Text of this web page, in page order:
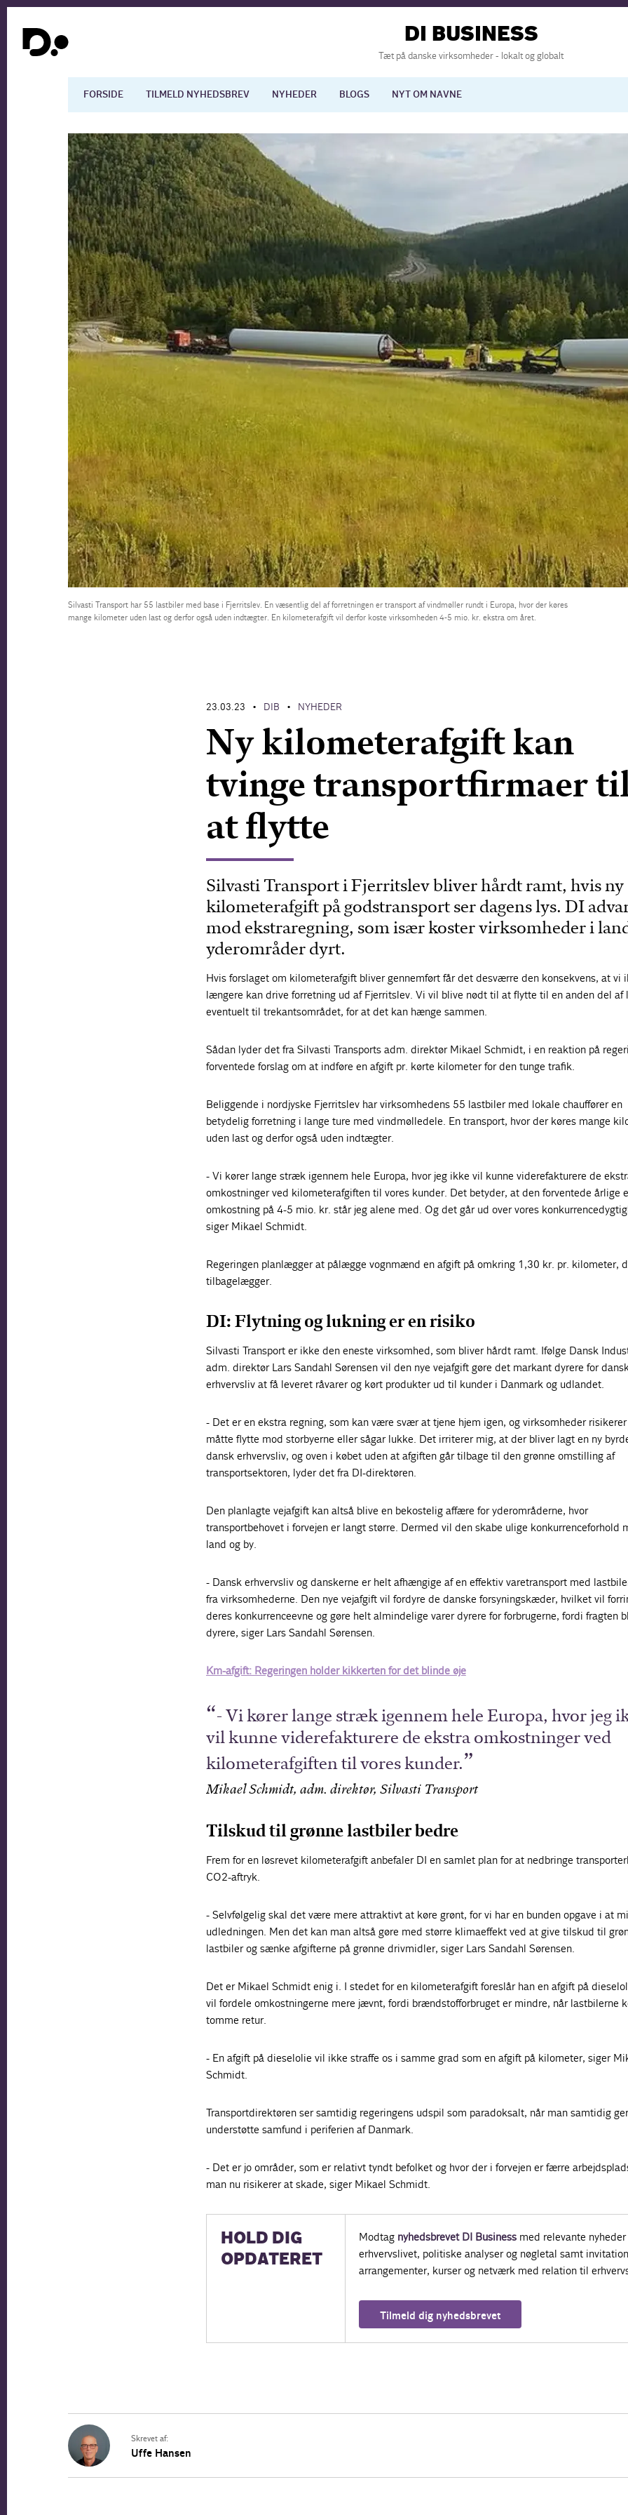
DI BUSINESS
Tæt på danske virksomheder - lokalt og globalt
FORSIDE TILMELD NYHEDSBREV NYHEDER BLOGS NYT OM NAVNE
Dansk økonomi Digitalisering
Arbejdsmarkedet Uddannelse
Silvasti Transport har 55 lastbiler med base i Fjerritslev. En væsentlig del af forretningen er transport af vindmøller rundt i Europa, hvor der køres
mange kilometer uden last og derfor også uden indtægter. En kilometerafgift vil derfor koste virksomheden 4-5 mio. kr. ekstra om året.
23.03.23 • DIB • NYHEDER
Ny kilometerafgift kan
tvinge transportfirmaer
at flytte
Silvasti Transport i Fjerritslev bliver hårdt ramt, hvis ny
kilometerafgift på godstransport ser dagens lys. DI
mod ekstraregning, som især koster virksomheder i
yderområder dyrt.
Hvis forslaget om kilometerafgift bliver gennemført får det desværre den konsekvens, at vi
længere kan drive forretning ud af Fjerritslev. Vi vil blive nødt til at flytte til en anden del af
eventuelt til trekantsområdet, for at det kan hænge sammen.
Sådan lyder det fra Silvasti Transports adm. direktør Mikael Schmidt, i en reaktion på
forventede forslag om at indføre en afgift pr. kørte kilometer for den tunge trafik.
Beliggende i nordjyske Fjerritslev har virksomhedens 55 lastbiler med lokale chauffører en
betydelig forretning i lange ture med vindmølledele. En transport, hvor der køres mange
uden last og derfor også uden indtægter.
- Vi kører lange stræk igennem hele Europa, hvor jeg ikke vil kunne viderefakturere de
omkostninger ved kilometerafgiften til vores kunder. Det betyder, at den forventede årlige
omkostning på 4-5 mio. kr. står jeg alene med. Og det går ud over vores
siger Mikael Schmidt.
Regeringen planlægger at pålægge vognmænd en afgift på omkring 1,30 kr. pr. kilometer,
tilbagelægger.
DI: Flytning og lukning er en risiko
Silvasti Transport er ikke den eneste virksomhed, som bliver hårdt ramt. Ifølge Dansk
adm. direktør Lars Sandahl Sørensen vil den nye vejafgift gøre det markant dyrere for
erhvervsliv at få leveret råvarer og kørt produkter ud til kunder i Danmark og udlandet.
- Det er en ekstra regning, som kan være svær at tjene hjem igen, og virksomheder
måtte flytte mod storbyerne eller sågar lukke. Det irriterer mig, at der bliver lagt en ny
dansk erhvervsliv, og oven i købet uden at afgiften går tilbage til den grønne omstilling af
transportsektoren, lyder det fra DI-direktøren.
Den planlagte vejafgift kan altså blive en bekostelig affære for yderområderne, hvor
transportbehovet i forvejen er langt større. Dermed vil den skabe ulige konkurrenceforhold
land og by.
- Dansk erhvervsliv og danskerne er helt afhængige af en effektiv varetransport med
fra virksomhederne. Den nye vejafgift vil fordyre de danske forsyningskæder, hvilket vil
deres konkurrenceevne og gøre helt almindelige varer dyrere for forbrugerne, fordi fragten
dyrere, siger Lars Sandahl Sørensen.
Km-afgift: Regeringen holder kikkerten for det blinde øje
- Vi kører lange stræk igennem hele Europa, hvor jeg
vil kunne viderefakturere de ekstra omkostninger ved
kilometerafgiften til vores kunder.
Mikael Schmidt, adm. direktør, Silvasti Transport
Tilskud til grønne lastbiler bedre
Frem for en løsrevet kilometerafgift anbefaler DI en samlet plan for at nedbringe
CO2-aftryk.
- Selvfølgelig skal det være mere attraktivt at køre grønt, for vi har en bunden opgave i at
udledningen. Men det kan man altså gøre med større klimaeffekt ved at give tilskud til
lastbiler og sænke afgifterne på grønne drivmidler, siger Lars Sandahl Sørensen.
Det er Mikael Schmidt enig i. I stedet for en kilometerafgift foreslår han en afgift på
vil fordele omkostningerne mere jævnt, fordi brændstofforbruget er mindre, når lastbilerne
tomme retur.
- En afgift på dieselolie vil ikke straffe os i samme grad som en afgift på kilometer, siger
Schmidt.
Transportdirektøren ser samtidig regeringens udspil som paradoksalt, når man samtidig
understøtte samfund i periferien af Danmark.
- Det er jo områder, som er relativt tyndt befolket og hvor der i forvejen er færre
man nu risikerer at skade, siger Mikael Schmidt.
HOLD DIG
OPDATERET
Modtag nyhedsbrevet DI Businessmed relevante nyheder
erhvervslivet, politiske analyser og nøgletal samt
arrangementer, kurser og netværk med relation til
Tilmeld dig nyhedsbrevet
Skrevet af:
Uffe Hansen